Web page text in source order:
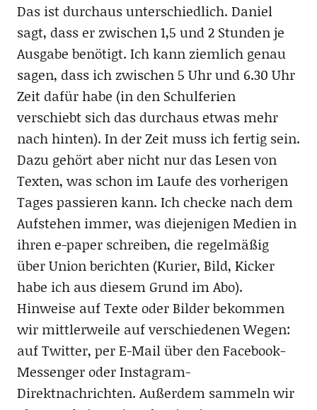
Das ist durchaus unterschiedlich. Daniel
sagt, dass er zwischen 1,5 und 2 Stunden je
Ausgabe benötigt. Ich kann ziemlich genau
sagen, dass ich zwischen 5 Uhr und 6.30 Uhr
Zeit dafür habe (in den Schulferien
verschiebt sich das durchaus etwas mehr
nach hinten). In der Zeit muss ich fertig sein.
Dazu gehört aber nicht nur das Lesen von
Texten, was schon im Laufe des vorherigen
Tages passieren kann. Ich checke nach dem
Aufstehen immer, was diejenigen Medien in
ihren e-paper schreiben, die regelmäßig
über Union berichten (Kurier, Bild, Kicker
habe ich aus diesem Grund im Abo).
Hinweise auf Texte oder Bilder bekommen
wir mittlerweile auf verschiedenen Wegen:
auf Twitter, per E-Mail über den Facebook-
Messenger oder Instagram-
Direktnachrichten. Außerdem sammeln wir